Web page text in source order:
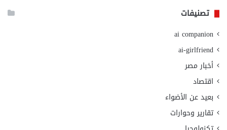
تصنيفات
ai companion
ai-girlfriend
أخبار مصر
اقتصاد
بعيد عن الأضواء
تقارير وحوارات